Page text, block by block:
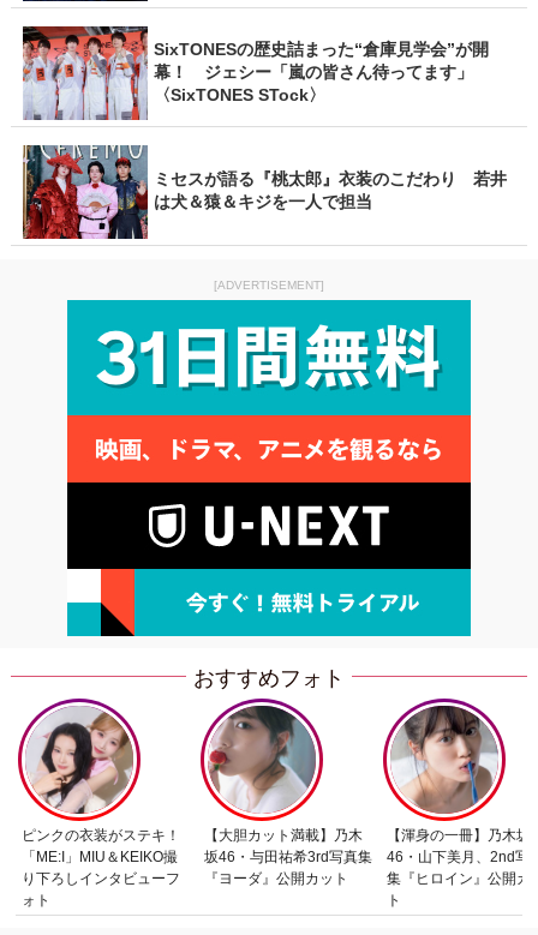
SixTONESの歴史詰まった“倉庫見学会”が開
幕！ ジェシー「嵐の皆さん待ってます」
〈SixTONES STock〉
ミセスが語る『桃太郎』衣装のこだわり 若井
は犬＆猿＆キジを一人で担当
[ADVERTISEMENT]
おすすめフォト
ピンクの衣装がステキ！
「ME:I」MIU＆KEIKO撮
り下ろしインタビューフ
ォト
【大胆カット満載】乃木
坂46・与田祐希3rd写真集
『ヨーダ』公開カット
【渾身の一冊】乃木坂
46・山下美月、2nd写
集『ヒロイン』公開カ
ト